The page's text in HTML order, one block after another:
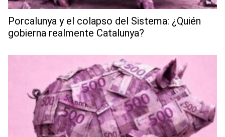
Porcalunya y el colapso del Sistema: ¿Quién
gobierna realmente Catalunya?